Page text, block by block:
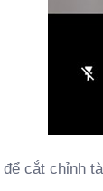
cắt chỉnh